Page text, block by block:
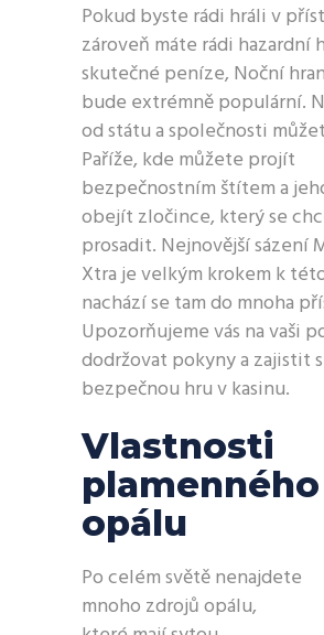
Pokud byste rádi hráli v
zároveň máte rádi hazardní
skutečné peníze, Noční
bude extrémně populární.
od státu a společnosti
Paříže, kde můžete projít
bezpečnostním štítem a
obejít zločince, který se
prosadit. Nejnovější sázení
Xtra je velkým krokem k
nachází se tam do mnoha
Upozorňujeme vás na vaši
dodržovat pokyny a zajistit
bezpečnou hru v kasinu.
Vlastnosti
plamenného
opálu
Po celém světě nenajdete
mnoho zdrojů opálu,